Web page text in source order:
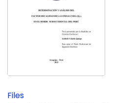
Files